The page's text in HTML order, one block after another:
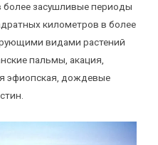
засушливые периоды
километров в более
видами растений
пальмы, акация,
эфиопская, дождевые